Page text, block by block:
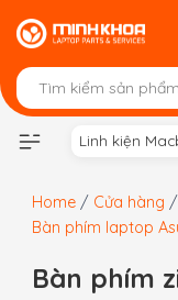
Skip
to
content
Linh kiện
Home / Cửa hàng /
Bàn phím laptop
Bàn phím